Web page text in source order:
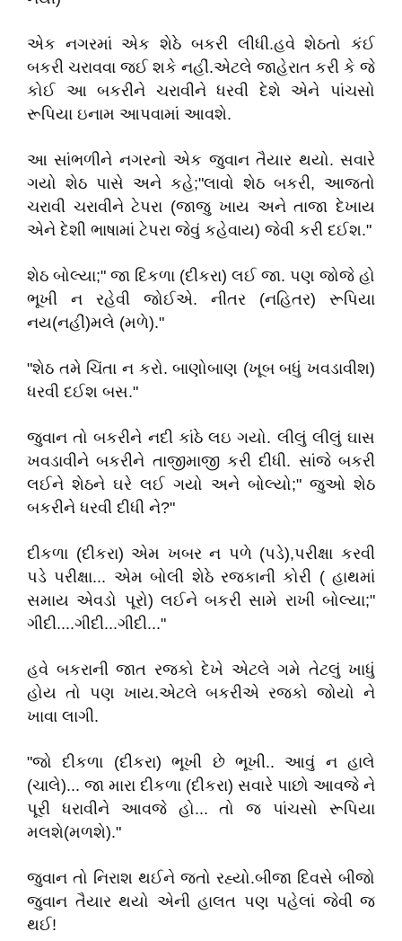
એક નગરમાં એક શેઠે બકરી લીધી.હવે શેઠતો કંઈ
બકરી ચરાવવા જઈ શકે નહીં.એટલે જાહેરાત કરી કે જે
કોઈ આ બકરીને ચરાવીને ધરવી દેશે એને પાંચસો
રૂપિયા ઇનામ આપવામાં આવશે.
આ સાંભળીને નગરનો એક જુવાન તૈયાર થયો. સવારે
ગયો શેઠ પાસે અને કહે;"લાવો શેઠ બકરી, આજતો
ચરાવી ચરાવીને ટેપરા (જાજુ ખાય અને તાજા દેખાય
એને દેશી ભાષામાં ટેપરા જેવું કહેવાય) જેવી કરી દઈશ."
શેઠ બોલ્યા;" જા દિકળા (દીકરા) લઈ જા. પણ જોજે હો
ભૂખી ન રહેવી જોઈએ. નીતર (નહિતર) રૂપિયા
નય(નહીં)મલે (મળે)."
"શેઠ તમે ચિંતા ન કરો. બાણોબાણ (ખૂબ બધું ખવડાવીશ)
ધરવી દઈશ બસ."
જુવાન તો બકરીને નદી કાંઠે લઇ ગયો. લીલું લીલું ઘાસ
ખવડાવીને બકરીને તાજીમાજી કરી દીધી. સાંજે બકરી
લઈને શેઠને ઘરે લઈ ગયો અને બોલ્યો;" જુઓ શેઠ
બકરીને ધરવી દીધી ને?"
દીકળા (દીકરા) એમ ખબર ન પળે (પડે),પરીક્ષા કરવી
પડે પરીક્ષા... એમ બોલી શેઠે રજકાની કોરી ( હાથમાં
સમાય એવડો પૂરો) લઈને બકરી સામે રાખી બોલ્યા;"
ગીદી....ગીદી...ગીદી..."
હવે બકરાની જાત રજકો દેખે એટલે ગમે તેટલું ખાધું
હોય તો પણ ખાય.એટલે બકરીએ રજકો જોયો ને
ખાવા લાગી.
"જો દીકળા (દીકરા) ભૂખી છે ભૂખી.. આવું ન હાલે
(ચાલે)... જા મારા દીકળા (દીકરા) સવારે પાછો આવજે ને
પૂરી ધરાવીને આવજે હો... તો જ પાંચસો રૂપિયા
મલશે(મળશે)."
જુવાન તો નિરાશ થઈને જતો રહ્યો.બીજા દિવસે બીજો
જુવાન તૈયાર થયો એની હાલત પણ પહેલાં જેવી જ
થઈ!